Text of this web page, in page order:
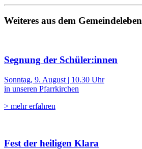
Weiteres aus dem Gemeindeleben
Segnung der Schüler:innen
Sonntag, 9. August | 10.30 Uhr
in unseren Pfarrkirchen
> mehr erfahren
Fest der heiligen Klara